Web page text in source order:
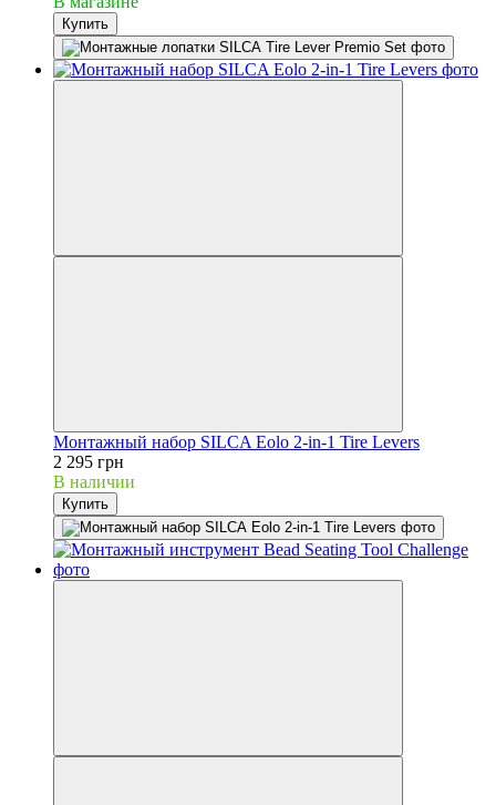
Купить
Монтажный набор SILCA Eolo 2-in-1 Tire Levers
2 295 грн
В наличии
Купить